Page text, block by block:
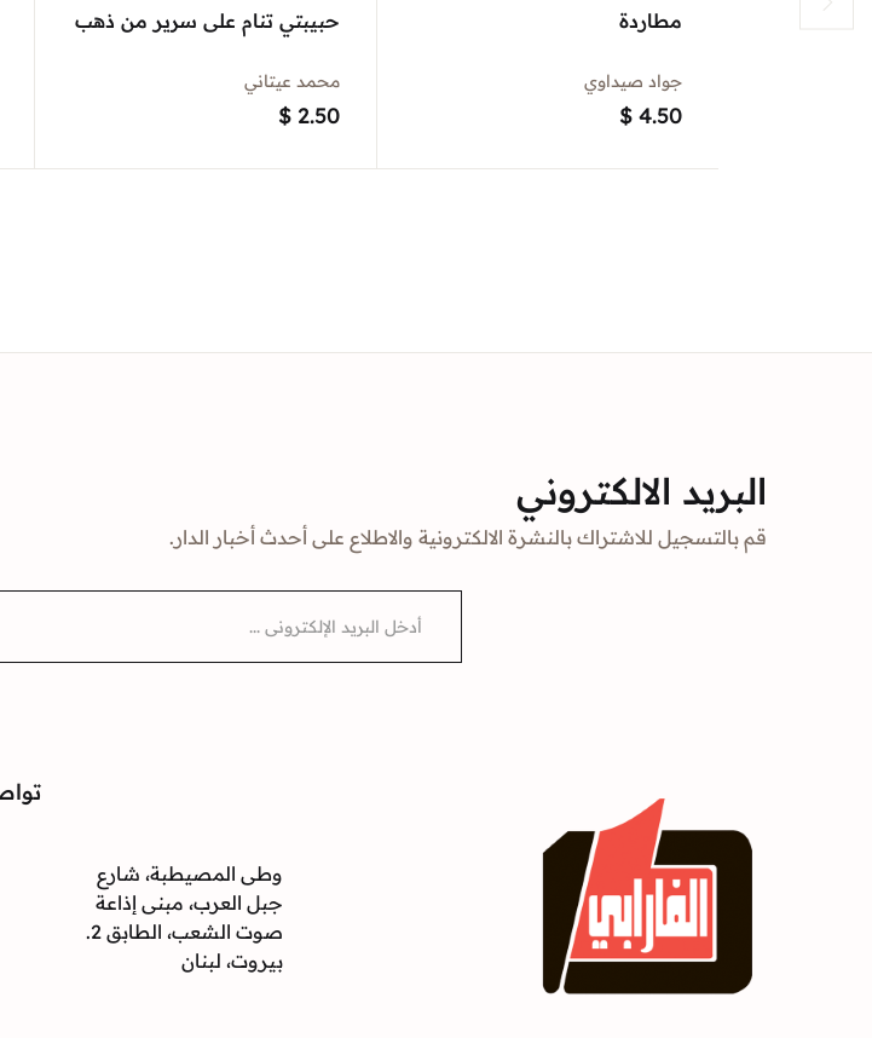
حبيبتي تنام على سرير من ذهب
محمد عيتاني
$ 2.50
مطاردة
جواد صيداوي
$ 4.50
البريد الالكتروني
قم بالتسجيل للاشتراك بالنشرة الالكترونية والاطلاع على أحدث أخبار الدار.
i
وطى المصيطبة، شارع
جبل العرب، مبنى إذاعة
صوت الشعب، الطابق 2.
بيروت، لبنان